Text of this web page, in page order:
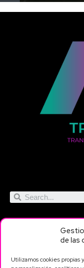
de las
Utilizamos cookies
Servicios